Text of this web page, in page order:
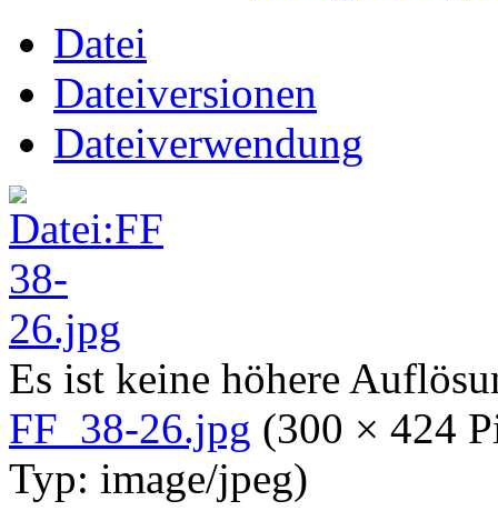
Datei
Dateiversionen
Dateiverwendung
Es ist keine höhere
FF_38-26.jpg (300 × 424
Typ: image/jpeg)